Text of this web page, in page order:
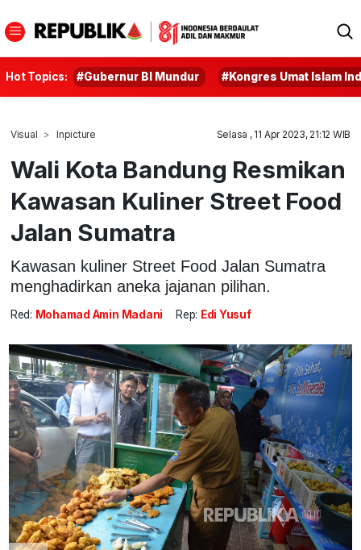
Hot Topics: #Gubernur BI Mundur #Kongres Umat Islam
Visual Inpicture Selasa , 11 Apr 2023, 21:12 WIB
Wali Kota Bandung Resmikan
Kawasan Kuliner Street Food
Jalan Sumatra
Kawasan kuliner Street Food Jalan Sumatra
menghadirkan aneka jajanan pilihan.
Red: Mohamad Amin Madani Rep: Edi Yusuf